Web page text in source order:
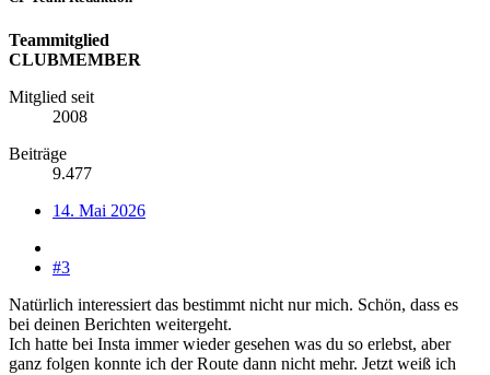
Teammitglied
CLUBMEMBER
Mitglied seit
2008
Beiträge
9.477
14. Mai 2026
#3
Natürlich interessiert das bestimmt nicht nur mich. Schön, dass es
bei deinen Berichten weitergeht.
Ich hatte bei Insta immer wieder gesehen was du so erlebst, aber
ganz folgen konnte ich der Route dann nicht mehr. Jetzt weiß ich